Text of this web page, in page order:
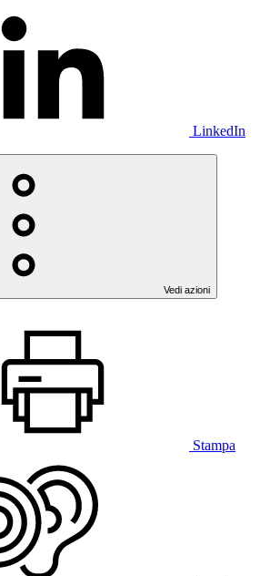
LinkedIn
Vedi azioni
Stampa